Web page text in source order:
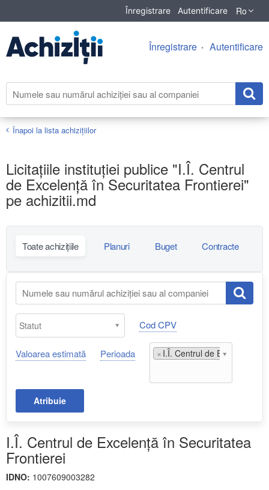
Înregistrare Autentificare Ro
Înregistrare Autentificare
Înapoi la lista achiziţiilor
Licitațiile instituției publice "I.Î. Centrul
de Excelență în Securitatea Frontierei"
pe achizitii.md
Toate achizițiile Planuri Buget Contracte
Cod CPV
Valoarea estimată Perioada × I.Î. Centrul de Excelență în
Atribuie
I.Î. Centrul de Excelență în Securitatea
Frontierei
IDNO: 1007609003282